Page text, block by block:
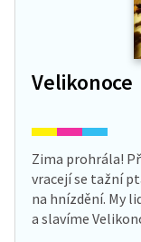
Velikonoce
Zima prohrála!
vracejí se tažní
na hnízdění. My
a slavíme